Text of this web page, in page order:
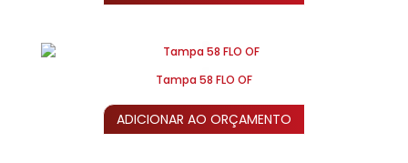
Tampa 58 FLO OF
ADICIONAR AO ORÇAMENTO